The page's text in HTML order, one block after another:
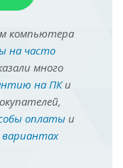
компьютера
на часто
много
на ПКи
оплатыи
вариантах